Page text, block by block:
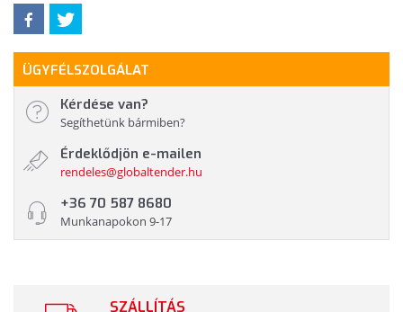
ÜGYFÉLSZOLGÁLAT
Kérdése van?
Segíthetünk bármiben?
Érdeklődjön e-mailen
rendeles@globaltender.hu
+36 70 587 8680
Munkanapokon 9-17
SZÁLLÍTÁS